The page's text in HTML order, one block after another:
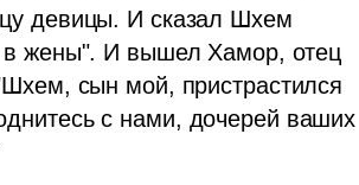
девицы. И сказал Шхем
в жены". И вышел Хамор, отец
сын мой, пристрастился
с нами, дочерей ваших